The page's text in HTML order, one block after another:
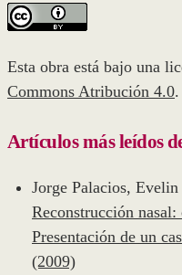
Esta obra está bajo una
Commons Atribución 4.0.
Artículos más leídos
Jorge Palacios,
Reconstrucción
Presentación de un
(2009)